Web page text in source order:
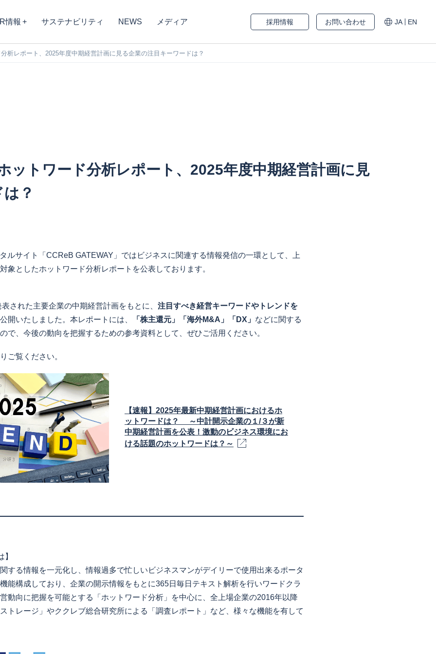
情報 サステナビリティ NEWS メディア 採用情報 お問い合わせ JA EN
析レポート、2025年度中期経営計画に見る企業の注目キーワードは？
ットワード分析レポート、2025年度中期経営計画に見
？
ルサイト「CCReB GATEWAY」ではビジネスに関連する情報発信の一環として、上
象としたホットワード分析レポートを公表しております。
された主要企業の中期経営計画をもとに、 注目すべき経営キーワードやトレンドを
開いたしました。本レポートには、
「株主還元」「海外M&A」「DX」 などに関する
で、今後の動向を把握するための参考資料として、ぜひご活用ください。
ご覧ください。
【速報】2025年最新中期経営計画におけるホ
ットワードは？ ～中計開示企業の１/３が新
中期経営計画を公表！激動のビジネス環境にお
ける話題のホットワードは？～
る情報を一元化し、情報過多で忙しいビジネスマンがデイリーで使用出来るポータ
能構成しており、企業の開示情報をもとに365日毎日テキスト解析を行いワードクラ
動向に把握を可能とする「ホットワード分析」を中心に、全上場企業の2016年以降
トレージ」やククレブ総合研究所による「調査レポート」など、様々な機能を有して